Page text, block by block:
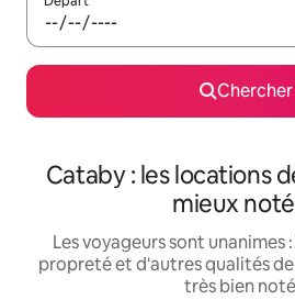
Chercher
Cataby : les locations
mieux
Les voyageurs sont unanimes
propreté et d'autres qualités
très bien